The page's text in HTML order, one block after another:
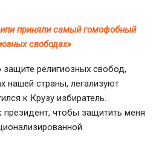
приняли самый гомофобный
свободах»
религиозных свобод,
нашей страны, легализуют
к Крузу избиратель.
чтобы защитить меня